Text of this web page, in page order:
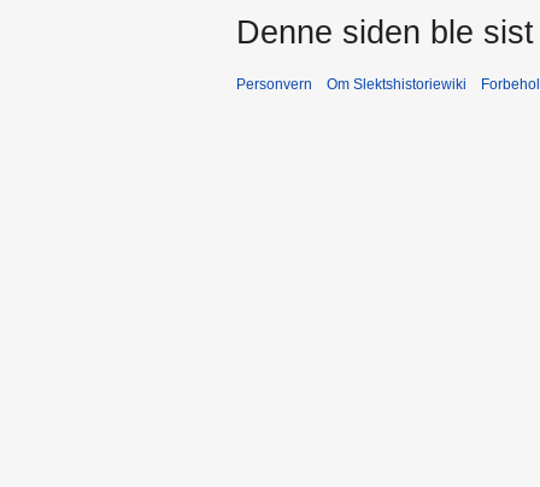
Denne siden ble
Personvern Om Slektshistoriewiki